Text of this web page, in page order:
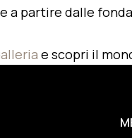
a partire dalle
e scopri il